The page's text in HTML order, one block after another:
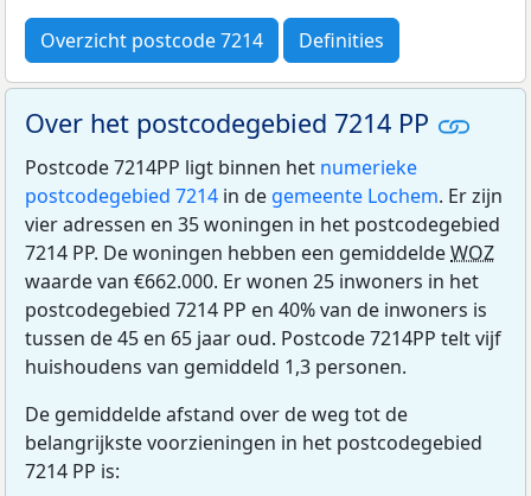
Overzicht postcode 7214 Definities
Over het postcodegebied 7214 PP
Postcode 7214PP ligt binnen het numerieke
postcodegebied 7214 in de gemeente Lochem. Er zijn
vier adressen en 35 woningen in het postcodegebied
7214 PP. De woningen hebben een gemiddeldeWOZ
waarde van €662.000. Er wonen 25 inwoners in het
postcodegebied 7214 PP en 40% van de inwoners is
tussen de 45 en 65 jaar oud. Postcode 7214PP telt vijf
huishoudens van gemiddeld 1,3 personen.
De gemiddelde afstand over de weg tot de
belangrijkste voorzieningen in het postcodegebied
7214 PP is: